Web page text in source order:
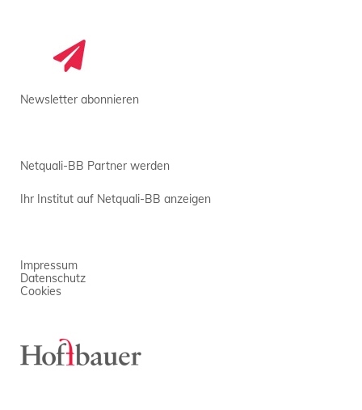
Newsletter abonnieren
Netquali-BB Partner werden
Ihr Institut auf Netquali-BB anzeigen
Impressum
Datenschutz
Cookies